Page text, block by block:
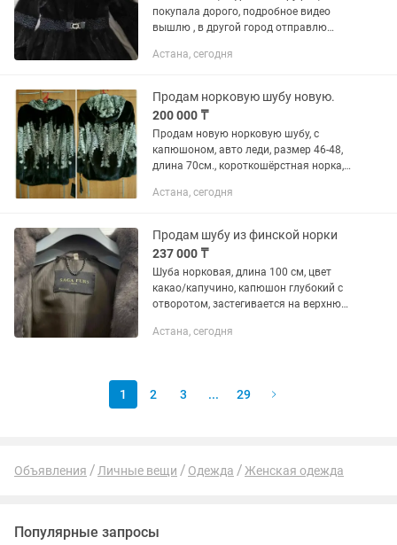
покупала дорого, подробное видео
вышлю , в другой город отправлю
Астана, сегодня
Продам норковую шубу новую.
200 000 ₸
Продам новую норковую шубу, с
капюшоном, авто леди, размер 46-48,
длина 70см., короткошёрстная норка,
интересная расцветка темно
Астана, сегодня
Продам шубу из финской норки
237 000 ₸
Шуба норковая, длина 100 см, цвет
какао/капучино, капюшон глубокий с
отворотом, застегивается на верхнюю
кожаный пояс в комплекте. SagaFurs -
Астана, сегодня
1 2 3 ... 29
Объявления Личные вещи Одежда Женская одежда
Популярные запросы